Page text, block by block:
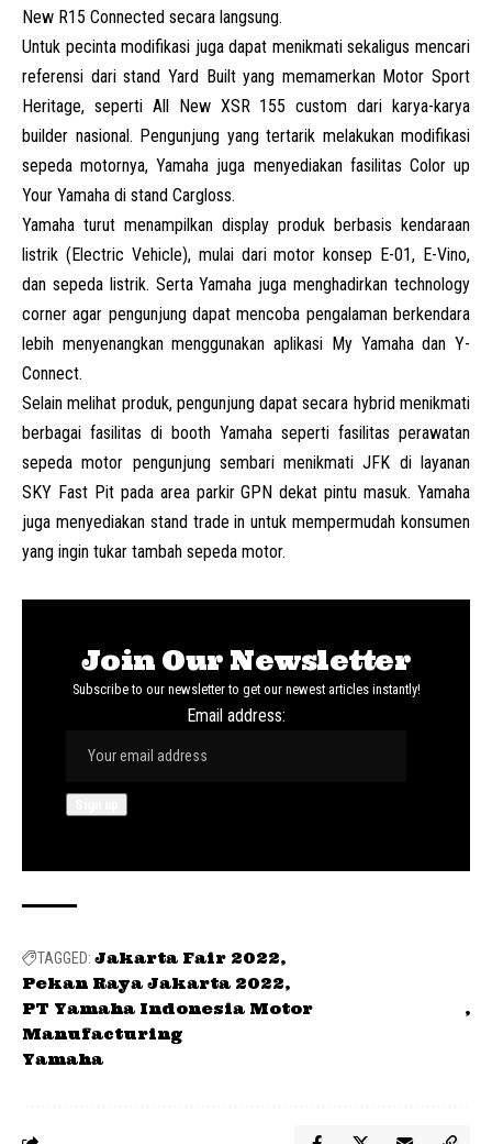
New R15 Connected secara langsung.
Untuk pecinta modifikasi juga dapat menikmati sekaligus mencari
referensi dari stand Yard Built yang memamerkan Motor Sport
Heritage, seperti All New XSR 155 custom dari karya-karya
builder nasional. Pengunjung yang tertarik melakukan modifikasi
sepeda motornya, Yamaha juga menyediakan fasilitas Color up
Your Yamaha di stand Cargloss.
Yamaha turut menampilkan display produk berbasis kendaraan
listrik (Electric Vehicle), mulai dari motor konsep E-01, E-Vino,
dan sepeda listrik. Serta Yamaha juga menghadirkan technology
corner agar pengunjung dapat mencoba pengalaman berkendara
lebih menyenangkan menggunakan aplikasi My Yamaha dan Y-
Connect.
Selain melihat produk, pengunjung dapat secara hybrid menikmati
berbagai fasilitas di booth Yamaha seperti fasilitas perawatan
sepeda motor pengunjung sembari menikmati JFK di layanan
SKY Fast Pit pada area parkir GPN dekat pintu masuk. Yamaha
juga menyediakan stand trade in untuk mempermudah konsumen
yang ingin tukar tambah sepeda motor.
Join Our Newsletter
Subscribe to our newsletter to get our newest articles instantly!
Email address:
TAGGED: Jakarta Fair 2022
Pekan Raya Jakarta 2022
PT Yamaha Indonesia Motor
Manufacturing
Yamaha